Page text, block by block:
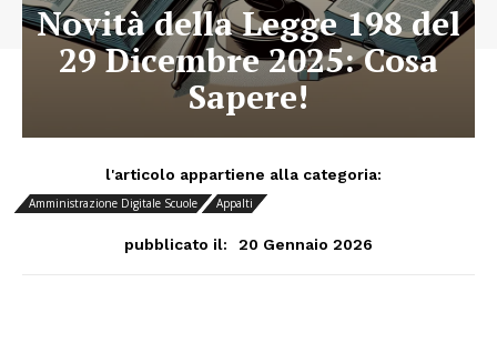
Novità della Legge 198 del
29 Dicembre 2025: Cosa
Sapere!
l'articolo appartiene alla categoria:
Amministrazione Digitale Scuole Appalti
pubblicato il: 20 Gennaio 2026